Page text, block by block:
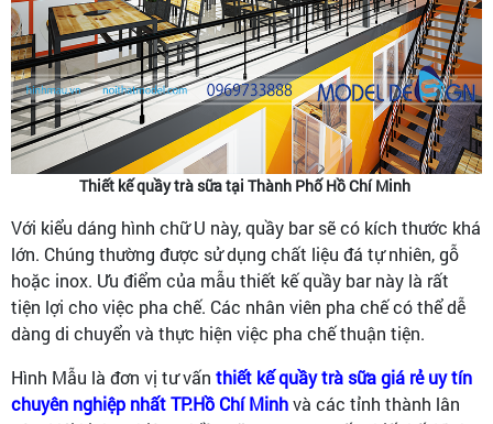
Thiết kế quầy trà sữa tại Thành Phố Hồ Chí Minh
Với kiểu dáng hình chữ U này, quầy bar sẽ có kích thước khá
lớn. Chúng thường được sử dụng chất liệu đá tự nhiên, gỗ
hoặc inox. Ưu điểm của mẫu thiết kế quầy bar này là rất
tiện lợi cho việc pha chế. Các nhân viên pha chế có thể dễ
dàng di chuyển và thực hiện việc pha chế thuận tiện.
Hình Mẫu là đơn vị tư vấn thiết kế quầy trà sữa giá rẻ uy tín
chuyên nghiệp nhất TP.Hồ Chí Minhvà các tỉnh thành lân